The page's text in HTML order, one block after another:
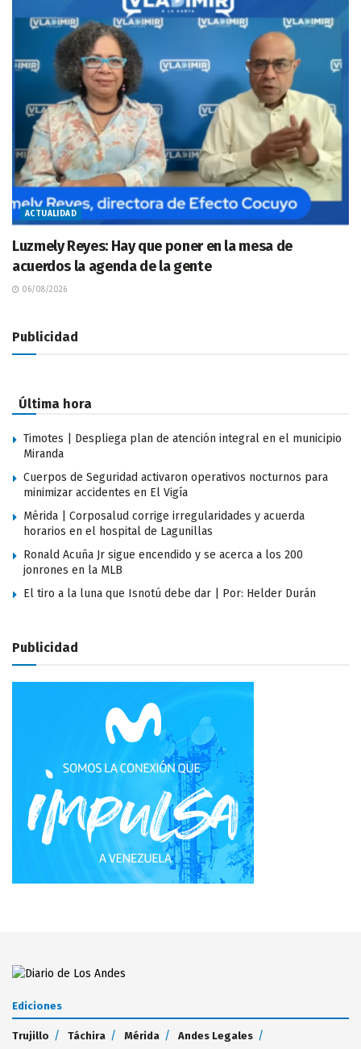
ACTUALIDAD
Luzmely Reyes: Hay que poner en la mesa de
acuerdos la agenda de la gente
06/08/2026
Publicidad
Última hora
Timotes | Despliega plan de atención integral en el municipio
Miranda
Cuerpos de Seguridad activaron operativos nocturnos para
minimizar accidentes en El Vigía
Mérida | Corposalud corrige irregularidades y acuerda
horarios en el hospital de Lagunillas
Ronald Acuña Jr sigue encendido y se acerca a los 200
jonrones en la MLB
El tiro a la luna que Isnotú debe dar | Por: Helder Durán
Publicidad
Ediciones
Trujillo Táchira Mérida Andes Legales